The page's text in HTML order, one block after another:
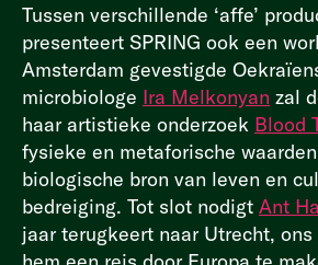
Tussen verschillende ‘affe’
presenteert SPRING ook een
Amsterdam gevestigde
microbiologe Ira Melkonyan zal
haar artistieke onderzoek Blood
fysieke en metaforische
biologische bron van leven en
bedreiging. Tot slot nodigt Ant
jaar terugkeert naar Utrecht,